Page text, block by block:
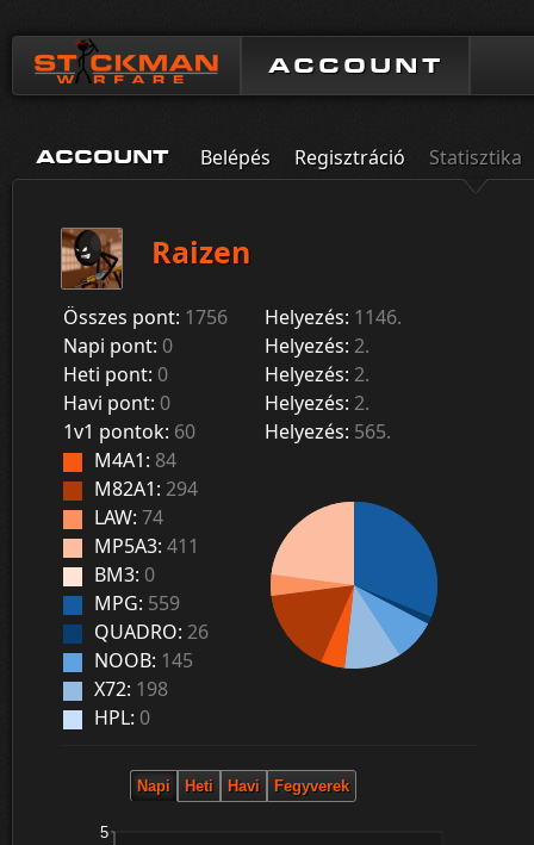
ACCOUNT
ACCOUNT Belépés Regisztráció Statisztika
Raizen
Összes pont: 1756 Helyezés: 1146.
Napi pont: 0 Helyezés: 2.
Heti pont: 0 Helyezés: 2.
Havi pont: 0 Helyezés: 2.
1v1 pontok: 60 Helyezés: 565.
M4A1: 84
M82A1: 294
LAW: 74
MP5A3: 411
BM3: 0
MPG: 559
QUADRO: 26
NOOB: 145
X72: 198
HPL: 0